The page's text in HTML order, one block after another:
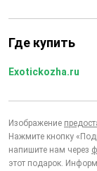
Где купить
Exotickozha.ru
Изображение
Нажмите кнопку
напишите нам через
этот подарок.